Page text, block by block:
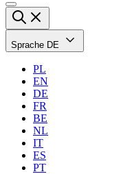
Sprache DE
PL
EN
DE
FR
BE
NL
IT
ES
PT